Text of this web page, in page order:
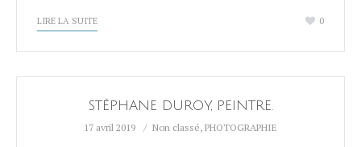
LIRE LA SUITE 0
STÉPHANE DUROY, PEINTRE.
17 avril 2019 Non classé, PHOTOGRAPHIE